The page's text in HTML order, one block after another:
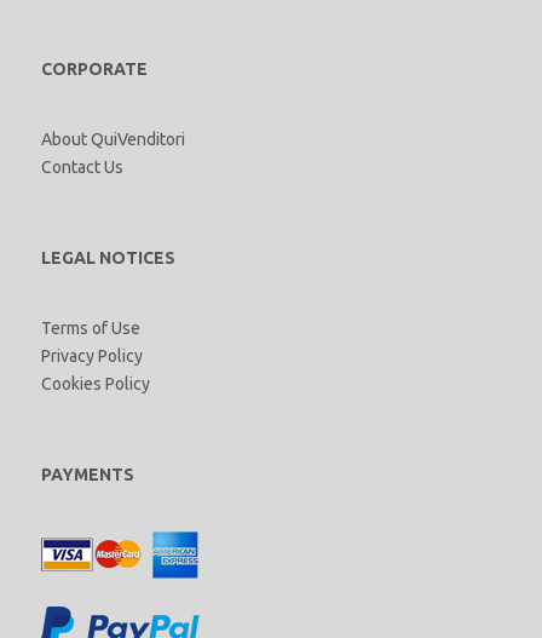
CORPORATE
About QuiVenditori
Contact Us
LEGAL NOTICES
Terms of Use
Privacy Policy
Cookies Policy
PAYMENTS